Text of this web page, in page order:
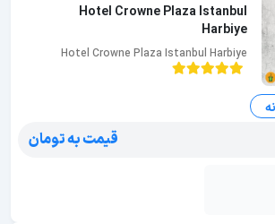
Hotel Crowne Plaza Istanbul
Harbiye
Hotel Crowne Plaza Istanbul Harbiye
قیمت به تومان